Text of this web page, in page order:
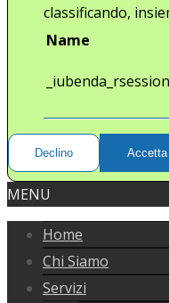
classificando,
Name
_iubenda_rsession
Declino
MENU
Home
Chi Siamo
Servizi